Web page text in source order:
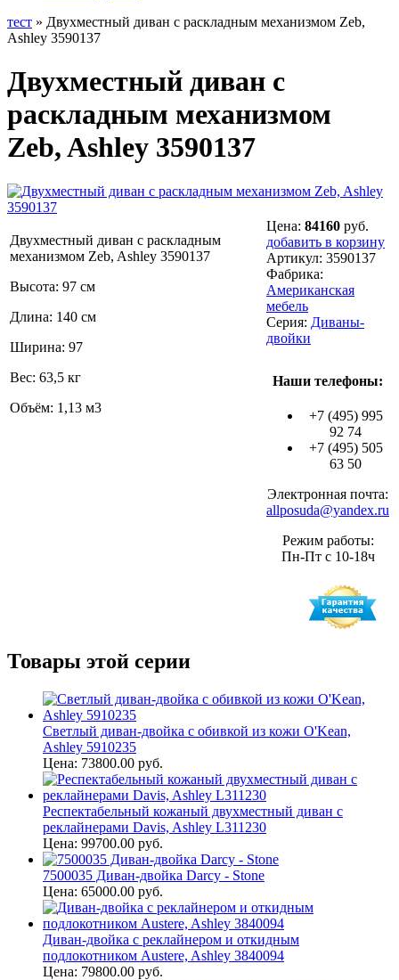
тест » Двухместный диван с раскладным механизмом Zeb,
Ashley 3590137
Двухместный диван с
раскладным механизмом
Zeb, Ashley 3590137
Двухместный диван с раскладным
механизмом Zeb, Ashley 3590137
Высота: 97 см
Длина: 140 см
Ширина: 97
Вес: 63,5 кг
Объём: 1,13 м3
Цена: 84160 руб.
добавить в корзину
Артикул: 3590137
Фабрика:
Американская
мебель
Серия: Диваны-
двойки
Наши телефоны:
+7 (495) 995
92 74
+7 (495) 505
63 50
Электронная почта:
allposuda@yandex.ru
Режим работы:
Пн-Пт с 10-18ч
Товары этой серии
Светлый диван-двойка с обивкой из кожи O'Kean,
Ashley 5910235
Цена: 73800.00 руб.
Респектабельный кожаный двухместный диван с
реклайнерами Davis, Ashley L311230
Цена: 99700.00 руб.
7500035 Диван-двойка Darcy - Stone
Цена: 65000.00 руб.
Диван-двойка с реклайнером и откидным
подлокотником Austere, Ashley 3840094
Цена: 79800.00 руб.